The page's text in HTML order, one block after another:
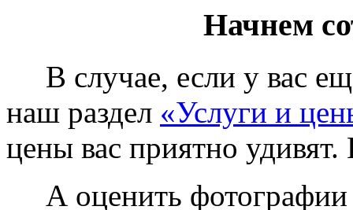
Начнем
В случае, если у вас
наш раздел «Услуги и
цены вас приятно
А оценить фотографии